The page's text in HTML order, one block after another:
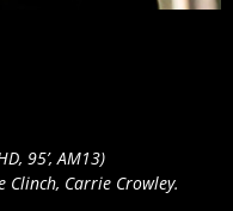
95’, AM13)
Clinch, Carrie Crowley.